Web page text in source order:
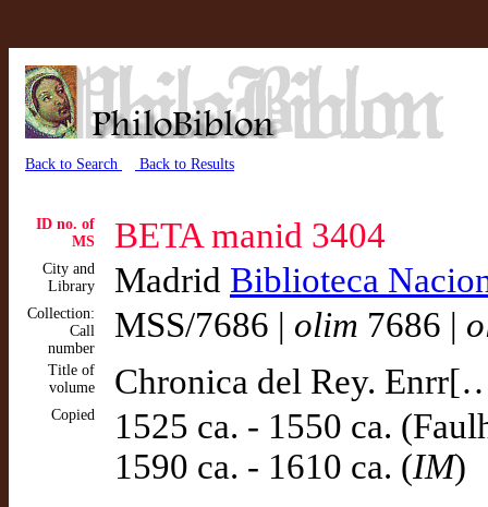
Back to Search Back to Results
ID no. of
MS
BETA manid 3404
City and
Library
Madrid Biblioteca
Collection:
Call
number
MSS/7686 | olim 7686 |
Title of
volume
Chronica del Rey.
Copied
1525 ca. - 1550 ca.
1590 ca. - 1610 ca. (IM)